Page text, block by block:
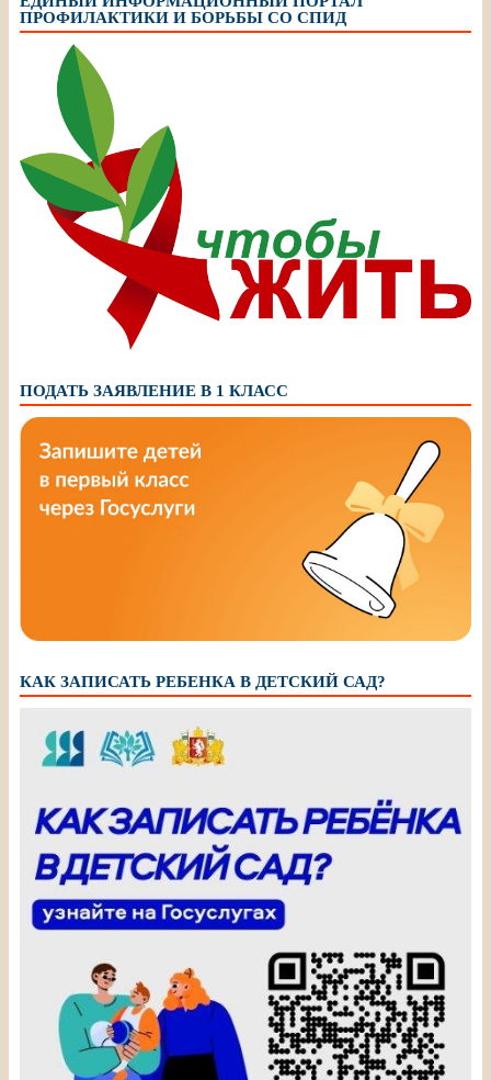
ПРОФИЛАКТИКИ И БОРЬБЫ СО СПИД
ПОДАТЬ ЗАЯВЛЕНИЕ В 1 КЛАСС
КАК ЗАПИСАТЬ РЕБЕНКА В ДЕТСКИЙ САД?